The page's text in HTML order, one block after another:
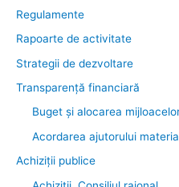
Regulamente
Rapoarte de activitate
Strategii de dezvoltare
Transparenţă financiară
Buget și alocarea
Acordarea ajutorului
Achiziţii publice